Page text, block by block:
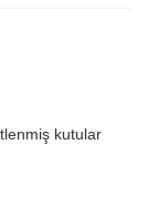
kutular